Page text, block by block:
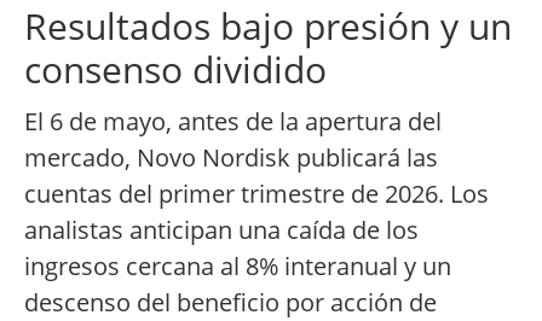
Resultados bajo presión y un
consenso dividido
El 6 de mayo, antes de la apertura del
mercado, Novo Nordisk publicará las
cuentas del primer trimestre de 2026. Los
analistas anticipan una caída de los
ingresos cercana al 8% interanual y un
descenso del beneficio por acción de